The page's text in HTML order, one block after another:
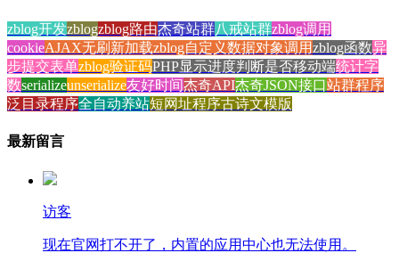
zblog开发zblogzblog路由杰奇站群八戒站群zblog调用
cookieAJAX无刷新加载zblog自定义数据对象调用zblog函数异
步提交表单zblog验证码PHP显示进度判断是否移动端统计字
数serializeunserialize友好时间杰奇API杰奇JSON接口站群程序
泛目录程序全自动养站短网址程序古诗文模版
最新留言
访客
现在官网打不开了，内置的应用中心也无法使用。